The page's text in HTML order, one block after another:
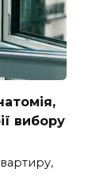
вибору